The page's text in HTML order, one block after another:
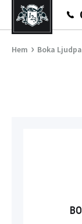
Hem › Boka